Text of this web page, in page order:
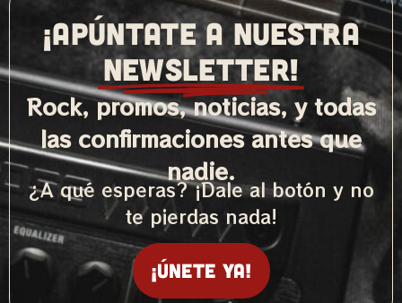
¡APÚNTATE A NUESTRA
NEWSLETTER!
Rock, promos, noticias, y todas
las confirmaciones antes que
nadie.
¿A qué esperas? ¡Dale al botón y no
te pierdas nada!
¡Únete ya!